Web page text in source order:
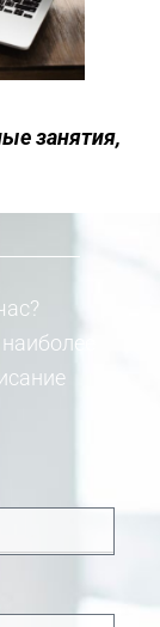
занятия,